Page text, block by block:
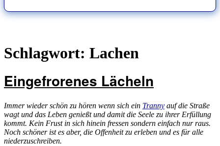
Schlagwort: Lachen
Eingefrorenes Lächeln
Immer wieder schön zu hören wenn sich ein Tranny auf die Straße
wagt und das Leben genießt und damit die Seele zu ihrer Erfüllung
kommt. Kein Frust in sich hinein fressen sondern einfach nur raus.
Noch schöner ist es aber, die Offenheit zu erleben und es für alle
niederzuschreiben.